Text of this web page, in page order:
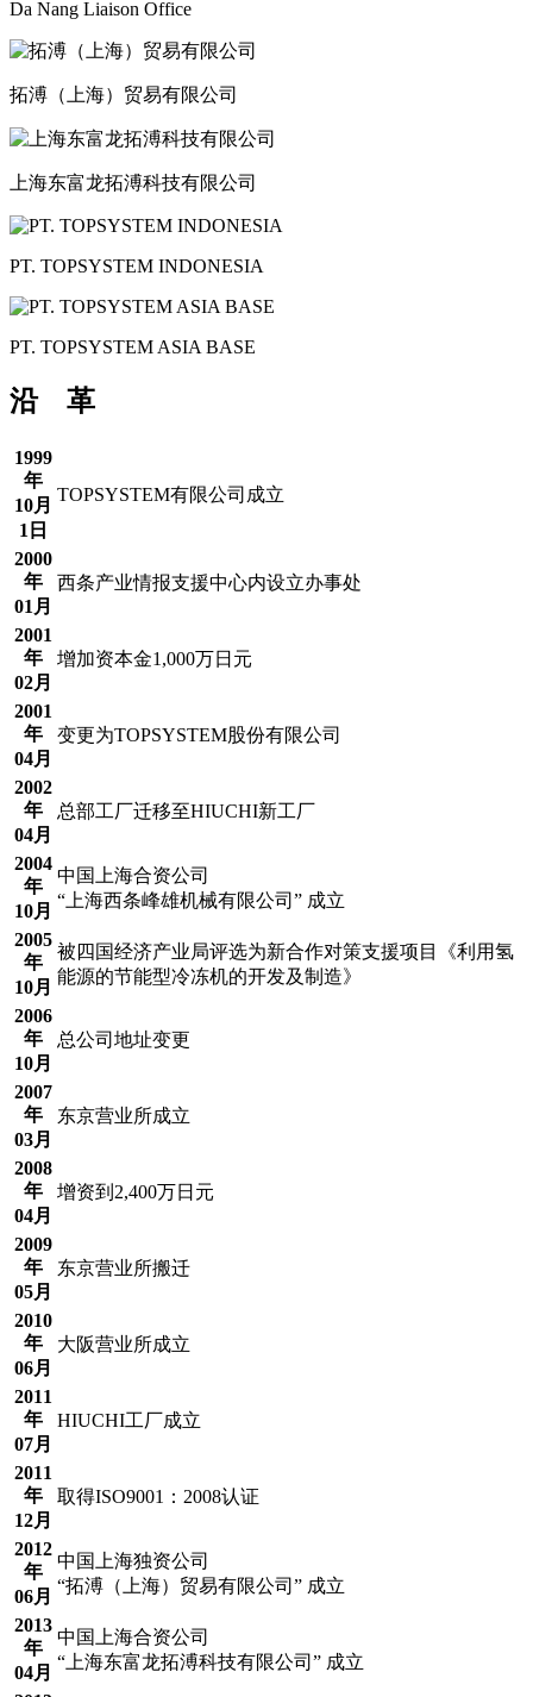
Da Nang Liaison Office
拓溥（上海）贸易有限公司
上海东富龙拓溥科技有限公司
PT. TOPSYSTEM INDONESIA
PT. TOPSYSTEM ASIA BASE
沿 革
1999
年
10月
1日
TOPSYSTEM有限公司成立
2000
年
01月
西条产业情报支援中心内设立办事处
2001
年
02月
增加资本金1,000万日元
2001
年
04月
变更为TOPSYSTEM股份有限公司
2002
年
04月
总部工厂迁移至HIUCHI新工厂
2004
年
10月
中国上海合资公司
“上海西条峰雄机械有限公司” 成立
2005
年
10月
被四国经济产业局评选为新合作对策支援项目《利用氢
能源的节能型冷冻机的开发及制造》
2006
年
10月
总公司地址变更
2007
年
03月
东京营业所成立
2008
年
04月
增资到2,400万日元
2009
年
05月
东京营业所搬迁
2010
年
06月
大阪营业所成立
2011
年
07月
HIUCHI工厂成立
2011
年
12月
取得ISO9001：2008认证
2012
年
06月
中国上海独资公司
“拓溥（上海）贸易有限公司” 成立
2013
年
04月
中国上海合资公司
“上海东富龙拓溥科技有限公司” 成立